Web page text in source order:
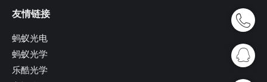
友情链接
蚂蚁光电
蚂蚁光学
乐酷光学